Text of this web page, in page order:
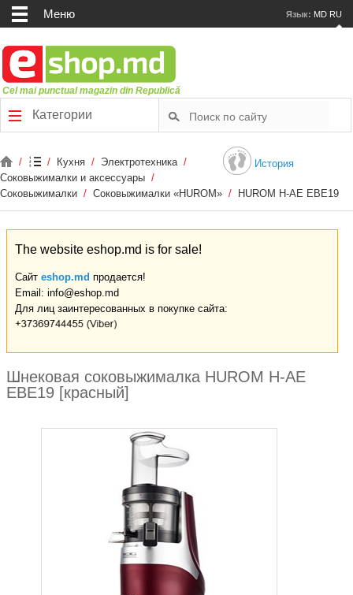
Меню Язык: MD RU
Cel mai punctual magazin din Republică
Категории
История
/ / Кухня / Электротехника /
Соковыжималки и аксессуары /
Соковыжималки / Соковыжималки «HUROM» / HUROM H-AE EBE19
The website eshop.md is for sale!
Сайт eshop.md продается!
Email: info@eshop.md
Для лиц заинтересованных в покупке сайта:
Шнековая соковыжималка HUROM H-AE
EBE19 [красный]
zoom